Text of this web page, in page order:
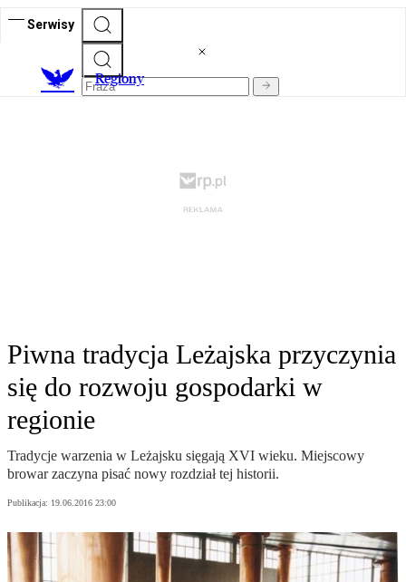
Serwisy
Regiony
Piwna tradycja Leżajska przyczynia
się do rozwoju gospodarki w
regionie
Tradycje warzenia w Leżajsku sięgają XVI wieku. Miejscowy
browar zaczyna pisać nowy rozdział tej historii.
Publikacja: 19.06.2016 23:00